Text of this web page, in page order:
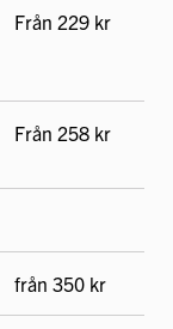
Från 229 kr
Från 258 kr
från 350 kr